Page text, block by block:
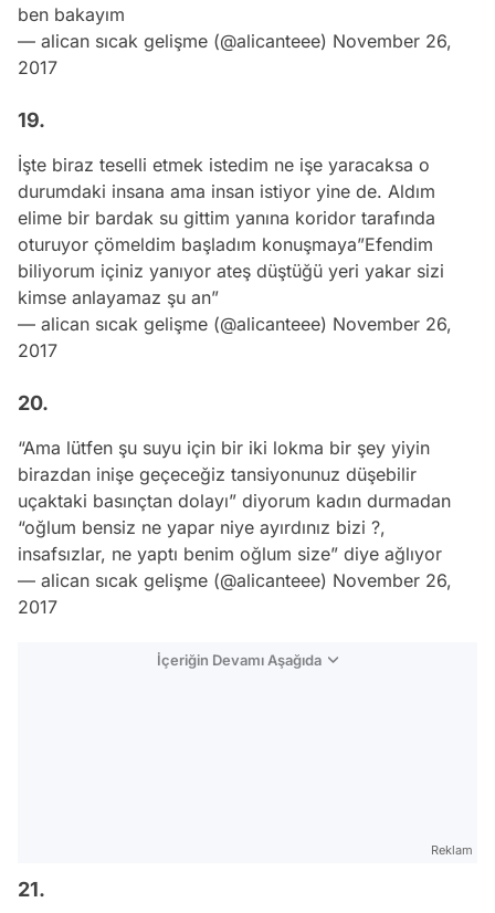
ben bakayım
— alican sıcak gelişme (@alicanteee) November 26,
2017
19.
İşte biraz teselli etmek istedim ne işe yaracaksa o
durumdaki insana ama insan istiyor yine de. Aldım
elime bir bardak su gittim yanına koridor tarafında
oturuyor çömeldim başladım konuşmaya”Efendim
biliyorum içiniz yanıyor ateş düştüğü yeri yakar sizi
kimse anlayamaz şu an”
— alican sıcak gelişme (@alicanteee) November 26,
2017
20.
“Ama lütfen şu suyu için bir iki lokma bir şey yiyin
birazdan inişe geçeceğiz tansiyonunuz düşebilir
uçaktaki basınçtan dolayı” diyorum kadın durmadan
“oğlum bensiz ne yapar niye ayırdınız bizi ?,
insafsızlar, ne yaptı benim oğlum size” diye ağlıyor
— alican sıcak gelişme (@alicanteee) November 26,
2017
İçeriğin Devamı Aşağıda
Reklam
21.